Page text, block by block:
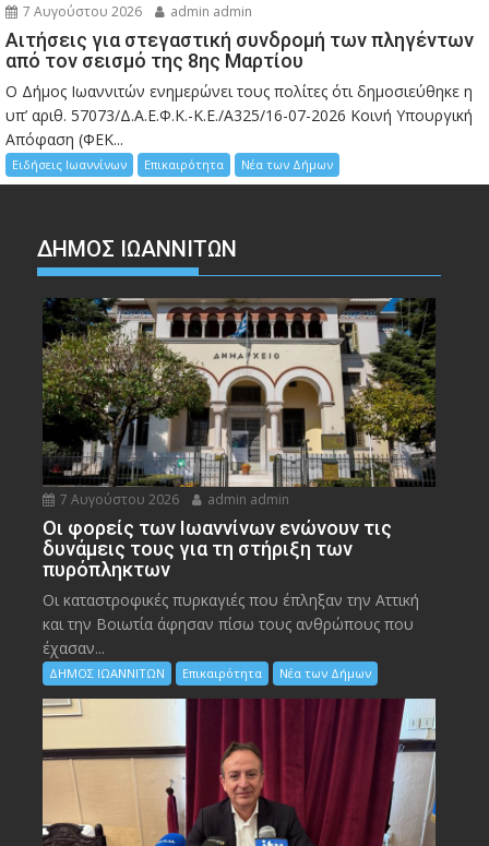
7 Αυγούστου 2026 admin admin
Αιτήσεις για στεγαστική συνδρομή των πληγέντων
από τον σεισμό της 8ης Μαρτίου
Ο Δήμος Ιωαννιτών ενημερώνει τους πολίτες ότι δημοσιεύθηκε η
υπ’ αριθ. 57073/Δ.Α.Ε.Φ.Κ.-Κ.Ε./Α325/16-07-2026 Κοινή Υπουργική
Απόφαση (ΦΕΚ...
Ειδήσεις Ιωαννίνων Επικαιρότητα Νέα των Δήμων
ΔΗΜΟΣ ΙΩΑΝΝΙΤΩΝ
7 Αυγούστου 2026 admin admin
Οι φορείς των Ιωαννίνων ενώνουν τις
δυνάμεις τους για τη στήριξη των
πυρόπληκτων
Οι καταστροφικές πυρκαγιές που έπληξαν την Αττική
και την Bοιωτία άφησαν πίσω τους ανθρώπους που
έχασαν...
ΔΗΜΟΣ ΙΩΑΝΝΙΤΩΝ Επικαιρότητα Νέα των Δήμων